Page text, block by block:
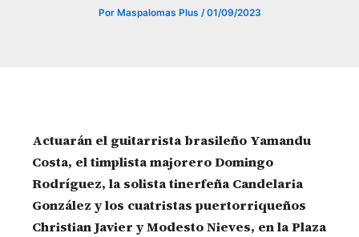
Por Maspalomas Plus /01/09/2023
Actuarán el guitarrista brasileño Yamandu
Costa, el timplista majorero Domingo
Rodríguez, la solista tinerfeña Candelaria
González y los cuatristas puertorriqueños
Christian Javier y Modesto Nieves, en la Plaza